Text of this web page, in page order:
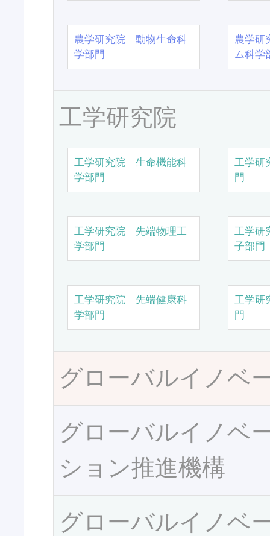
農学研究院 動物生命科
学部門
農学
ム科学
工学研究院
工学研究院 生命機能科
学部門
工学研
門
工学研究院 先端物理工
学部門
工学研
子部門
工学研究院 先端健康科
学部門
工学研
門
グローバルイノベ
グローバルイノベ
ション推進機構
グローバルイノベ